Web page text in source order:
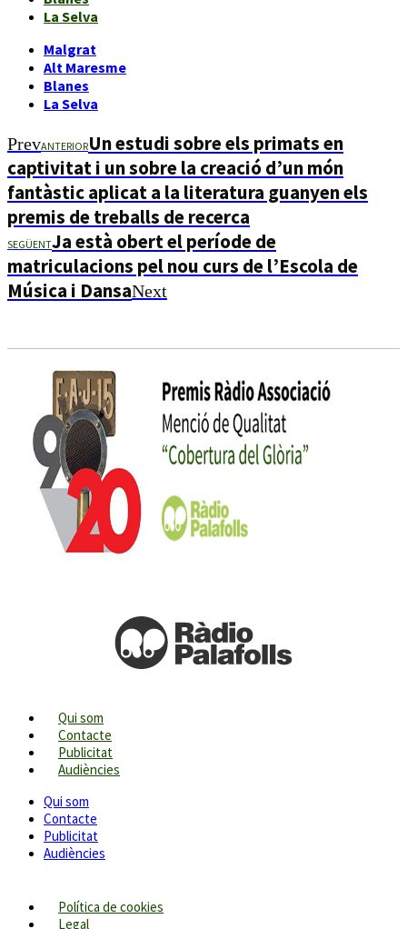
La Selva
Malgrat
Alt Maresme
Blanes
La Selva
PrevANTERIORUn estudi sobre els primats en
captivitat i un sobre la creació d’un món
fantàstic aplicat a la literatura guanyen els
premis de treballs de recerca
SEGÜENTJa està obert el període de
matriculacions pel nou curs de l’Escola de
Música i DansaNext
Qui som
Contacte
Publicitat
Audiències
Qui som
Contacte
Publicitat
Audiències
Política de cookies
Legal